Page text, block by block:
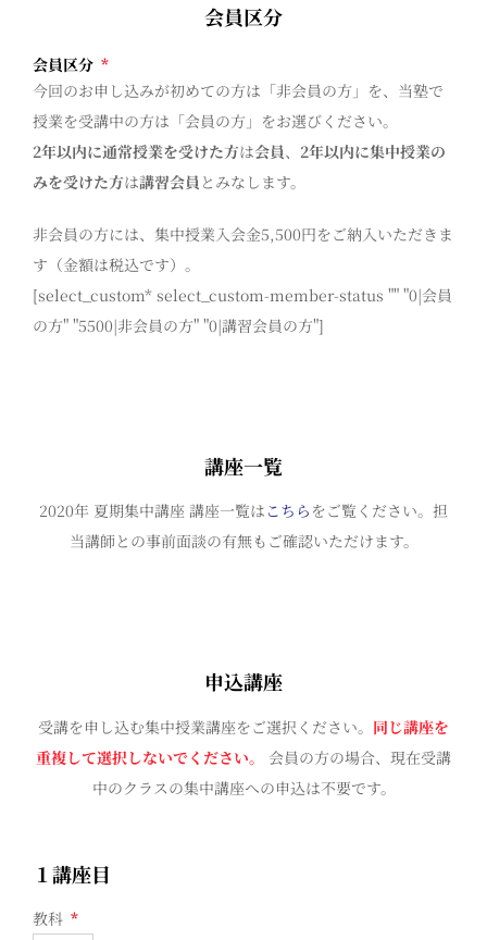
会員区分
会員区分 *
今回のお申し込みが初めての方は「非会員の方」を、当塾で
授業を受講中の方は「会員の方」をお選びください。
2年以内に通常授業を受けた方は会員、 2年以内に集中授業の
みを受けた方は講習会員 とみなします。
非会員の方には、集中授業入会金5,500円をご納入いただきま
す（金額は税込です）。
[select_custom* select_custom-member-status "" "0|会員
の方" "5500|非会員の方" "0|講習会員の方"]
講座一覧
2020年 夏期集中講座 講座一覧は こちら をご覧ください。担
当講師との事前面談の有無もご確認いただけます。
申込講座
受講を申し込む集中授業講座をご選択ください。 同じ講座を
重複して選択しないでください。
会員の方の場合、現在受講
中のクラスの集中講座への申込は不要です。
１講座目
教科 *